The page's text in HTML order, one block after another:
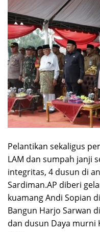
Pelantikan sekaligus
LAM dan sumpah janji
integritas, 4 dusun di
Sardiman.AP diberi
kuamang Andi Sopian
Bangun Harjo Sarwan
dan dusun Daya murni